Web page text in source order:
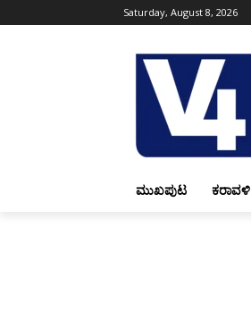
Saturday, August 8, 2026
ಮುಖಪುಟ ಕರಾವಳಿ